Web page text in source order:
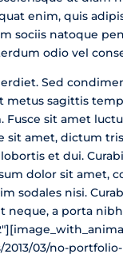
enim, quis
sociis natoque
odio vel
Sed
sagittis
sit amet
sit amet, dictum
et dui.
dolor sit amet,
sodales nisi.
neque, a porta
03/no-